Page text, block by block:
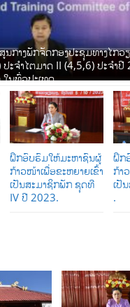
ນກາງພັກຈັດກອງປະຊຸມທາງໄກວ
ປະຈໍາໄຕມາດ II (4,5,6) ປະຈໍາປີ
ນທົ່ວປະເທດ
ຝຶກອົບຮົມໃຫ້ມະຫາຊົນຜູ້
ກ້າວໜ້າເພື່ອຂະຫຍາຍເຂົ້າ
ເປັນສະມາຊິກພັກ ຊຸດທີ
IV ປີ 2023.
ຝຶກ
ກ້າ
ເປັ
.